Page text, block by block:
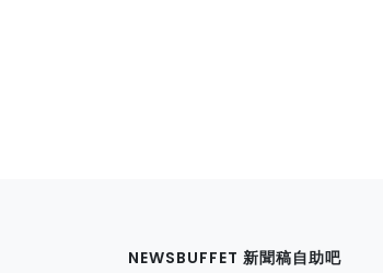
NEWSBUFFET 新聞稿自助吧